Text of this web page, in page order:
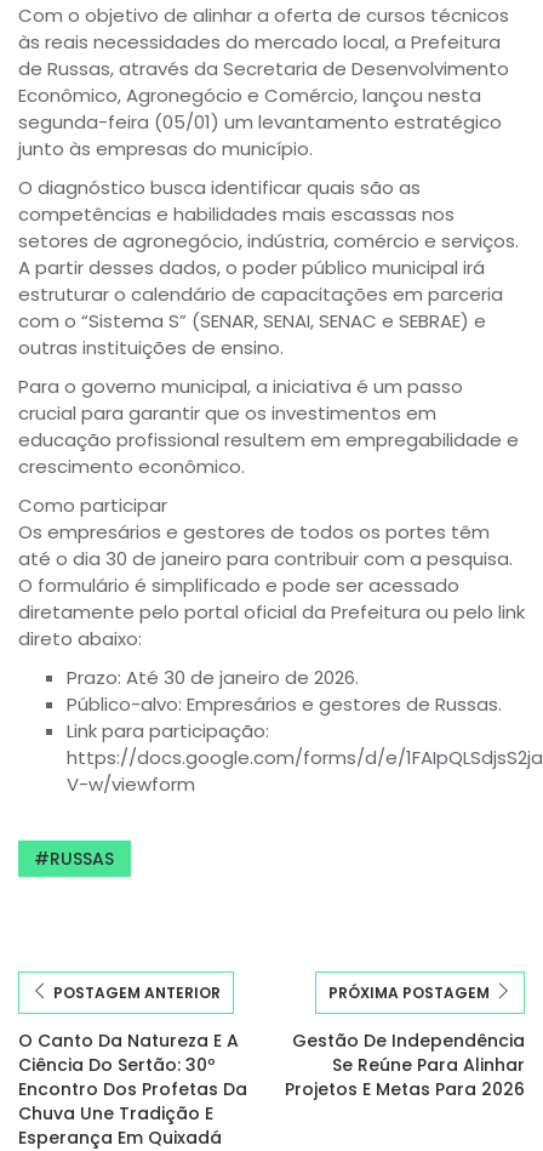
Com o objetivo de alinhar a oferta de cursos técnicos
às reais necessidades do mercado local, a Prefeitura
de Russas, através da Secretaria de Desenvolvimento
Econômico, Agronegócio e Comércio, lançou nesta
segunda-feira (05/01) um levantamento estratégico
junto às empresas do município.
O diagnóstico busca identificar quais são as
competências e habilidades mais escassas nos
setores de agronegócio, indústria, comércio e serviços.
A partir desses dados, o poder público municipal irá
estruturar o calendário de capacitações em parceria
com o “Sistema S” (SENAR, SENAI, SENAC e SEBRAE) e
outras instituições de ensino.
Para o governo municipal, a iniciativa é um passo
crucial para garantir que os investimentos em
educação profissional resultem em empregabilidade e
crescimento econômico.
Como participar
Os empresários e gestores de todos os portes têm
até o dia 30 de janeiro para contribuir com a pesquisa.
O formulário é simplificado e pode ser acessado
diretamente pelo portal oficial da Prefeitura ou pelo link
direto abaixo:
Prazo: Até 30 de janeiro de 2026.
Público-alvo: Empresários e gestores de Russas.
Link para participação:
https://docs.google.com/forms/d/e/
V-w/viewform
RUSSAS
POSTAGEM ANTERIOR
O Canto Da Natureza E A
Ciência Do Sertão: 30º
Encontro Dos Profetas Da
Chuva Une Tradição E
Esperança Em Quixadá
PRÓXIMA POSTAGEM
Gestão De Independência
Se Reúne Para Alinhar
Projetos E Metas Para 2026